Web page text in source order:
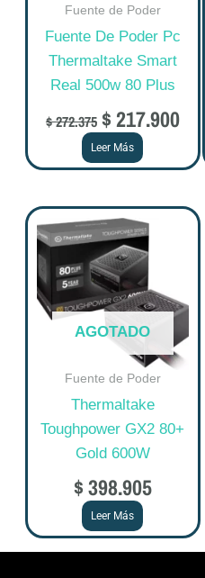
Fuente de Poder
Fuente De Poder Pc
Thermaltake Smart
Real 500w 80 Plus
$272.375 $217.900
Leer Más
AGOTADO
Fuente de Poder
Thermaltake
Toughpower GX2 80+
Gold 600W
$398.905
Leer Más